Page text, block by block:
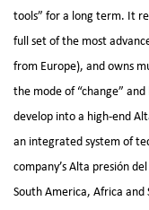
tools” for a long term. It
full set of the most
from Europe), and owns
the mode of “change”
develop into a high-end
an integrated system of
company’s Alta presión
South America, Africa and